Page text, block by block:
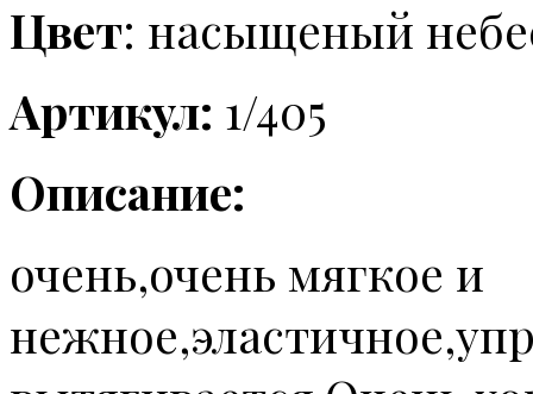
Цвет: насыщеный
Артикул: 1/405
Описание:
очень,очень мягкое и